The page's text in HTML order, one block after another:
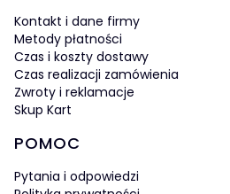
Kontakt i dane firmy
Metody płatności
Czas i koszty dostawy
Czas realizacji zamówienia
Zwroty i reklamacje
Skup Kart
POMOC
Pytania i odpowiedzi